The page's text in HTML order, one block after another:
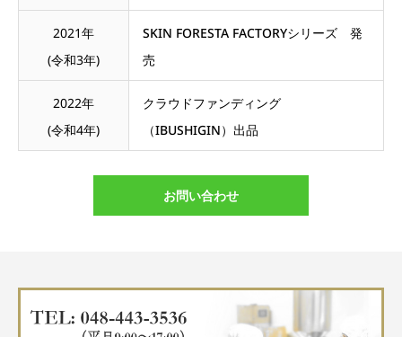
2021年
(令和3年)
SKIN FORESTA FACTORYシリーズ 発
売
2022年
(令和4年)
クラウドファンディング
（IBUSHIGIN）出品
お問い合わせ